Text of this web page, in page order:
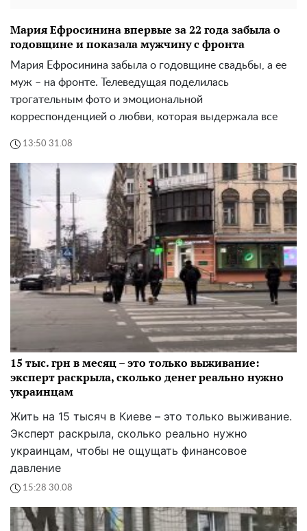
Мария Ефросинина впервые за 22 года забыла о
годовщине и показала мужчину с фронта
Мария Ефросинина забыла о годовщине свадьбы, а ее
муж – на фронте. Телеведущая поделилась
трогательным фото и эмоциональной
корреспонденцией о любви, которая выдержала все
13:50 31.08
15 тыс. грн в месяц – это только выживание:
эксперт раскрыла, сколько денег реально нужно
украинцам
Жить на 15 тысяч в Киеве – это только выживание.
Эксперт раскрыла, сколько реально нужно
украинцам, чтобы не ощущать финансовое
давление
15:28 30.08